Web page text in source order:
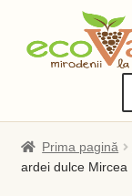
Sari
Sari
Prima pagină
ardei dulce Mircea